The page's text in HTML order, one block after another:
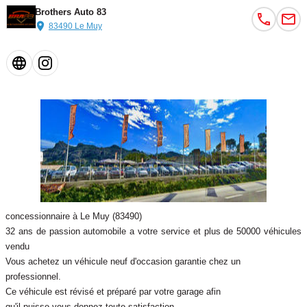
Brothers Auto 83
83490 Le Muy
concessionnaire à Le Muy (83490)
32 ans de passion automobile a votre service et plus de 50000 véhicules
vendu
Vous achetez un véhicule neuf d'occasion garantie chez un
professionnel.
Ce véhicule est révisé et préparé par votre garage afin